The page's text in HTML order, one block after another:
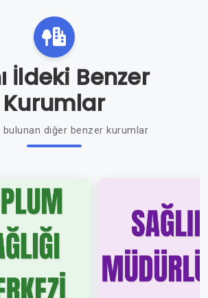
İldeki Benzer
Kurumlar
bulunan diğer benzer kurumlar